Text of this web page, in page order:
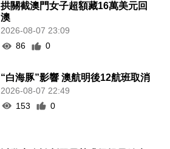
拱關截澳門女子超額藏16萬美元回
澳
2026-08-07 23:09
86
0
“白海豚”影響 澳航明後12航班取消
2026-08-07 22:49
153
0